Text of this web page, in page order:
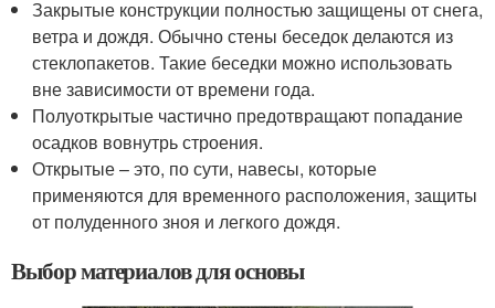
Закрытые конструкции полностью защищены от снега,
ветра и дождя. Обычно стены беседок делаются из
стеклопакетов. Такие беседки можно использовать
вне зависимости от времени года.
Полуоткрытые частично предотвращают попадание
осадков вовнутрь строения.
Открытые – это, по сути, навесы, которые
применяются для временного расположения, защиты
от полуденного зноя и легкого дождя.
Выбор материалов для основы